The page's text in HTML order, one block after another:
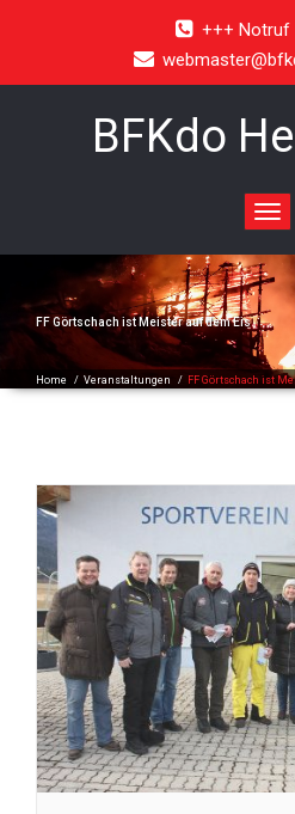
+++ Notruf
BFKdo
FF Görtschach ist Meister auf dem Eis
Home / Veranstaltungen / FF Görtschach ist